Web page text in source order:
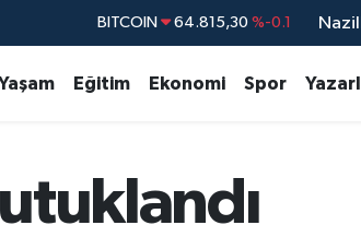
DOLAR 47,7436 %0.18
BİST100 13.779
Eğitim Ekonomi Spor